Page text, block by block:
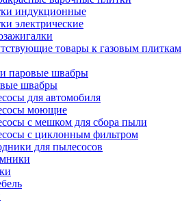
индукционные
электрические
товары к газовым плиткам
паровые швабры
швабры
для автомобиля
моющие
с мешком для сбора пыли
с циклонным фильтром
для пылесосов